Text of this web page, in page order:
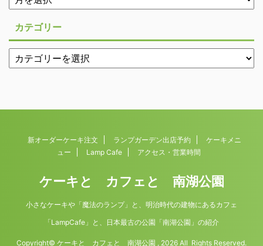
カテゴリー
新オーダーケーキ注文 ランプガーデン出店予約
ケーキメニ
ュー
Lamp Cafe アクセス・営業時間
ケーキと カフェと 南湖公園
小さなケーキや「魔法のランプ」と、明治時代の建物にあるカフェ
「LampCafe」と、日本最古の公園「南湖公園」の紹介
Copyright© ケーキと カフェと 南湖公園 , 2026 All Rights Reserved.